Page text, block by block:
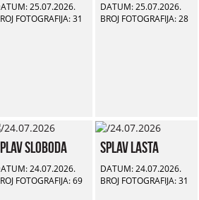
25.07.2026.
FOTOGRAFIJA: 31
DATUM: 25.07.2026.
BROJ FOTOGRAFIJA: 28
Sloboda
24.07.2026.
FOTOGRAFIJA: 69
Splav Lasta
DATUM: 24.07.2026.
BROJ FOTOGRAFIJA: 31